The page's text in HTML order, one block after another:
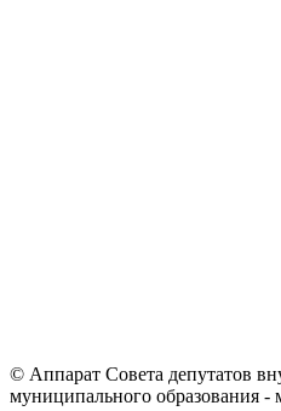
© Аппарат Совета депутатов
муниципального образования -